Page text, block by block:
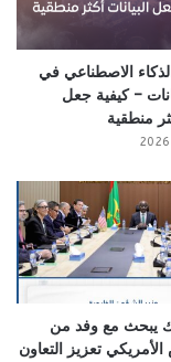
الاصطناعي في
– كيفية جعل
منطقية
يبحث مع وفد من
تعزيز التعاون